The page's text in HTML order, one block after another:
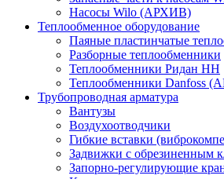
Насосы Wilo (АРХИВ)
Теплообменное оборудование
Паяные пластинчатые
Разборные теплообменники
Теплообменники Ридан НН
Теплообменники Danfoss
Трубопроводная арматура
Вантузы
Воздухоотводчики
Гибкие вставки
Задвижки с обрезиненным
Запорно-регулирующие